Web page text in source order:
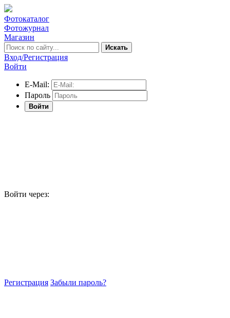
Фотокаталог
Фотожурнал
Магазин
Искать
Вход/Регистрация
Войти
E-Mail:
Пароль
Войти
Войти через:
Регистрация Забыли пароль?